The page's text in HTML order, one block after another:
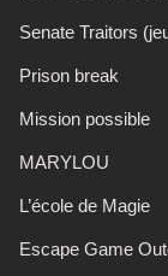
Senate Traitors
Prison break
Mission possible
MARYLOU
L’école de Magie
Escape Game